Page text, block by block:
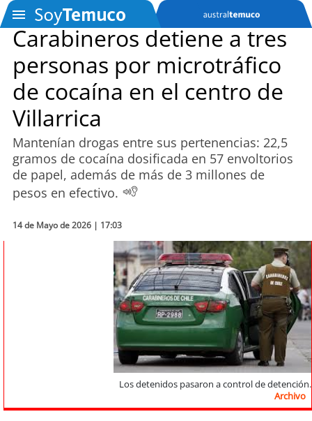
Podcast
Actualidad
Entretención
Economía
Carabineros detiene a tres
personas por microtráfico
de cocaína en el centro de
Villarrica
Mantenían drogas entre sus pertenencias: 22,5
gramos de cocaína dosificada en 57 envoltorios
de papel, además de más de 3 millones de
pesos en efectivo.
14 de Mayo de 2026 | 17:03
Los detenidos pasaron a control de detención.
Archivo